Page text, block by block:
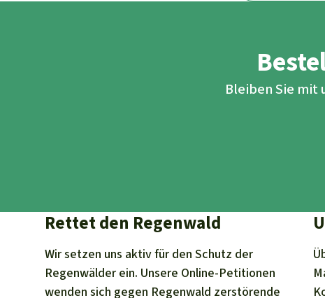
Bleiben Sie mit
Rettet den Regenwald
Wir setzen uns aktiv für den Schutz der
Regenwälder ein. Unsere Online-Petitionen
wenden sich gegen Regenwald zerstörende